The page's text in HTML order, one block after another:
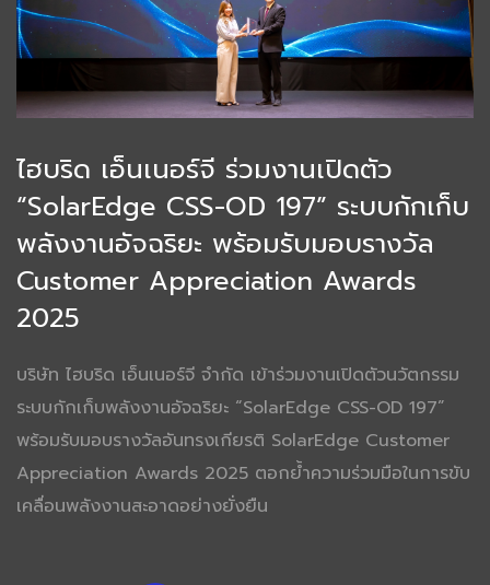
ไฮบริด เอ็นเนอร์จี ร่วมงานเปิดตัว
“SolarEdge CSS-OD 197” ระบบกักเก็บ
พลังงานอัจฉริยะ พร้อมรับมอบรางวัล
Customer Appreciation Awards
2025
บริษัท ไฮบริด เอ็นเนอร์จี จำกัด เข้าร่วมงานเปิดตัวนวัตกรรม
ระบบกักเก็บพลังงานอัจฉริยะ “SolarEdge CSS-OD 197”
พร้อมรับมอบรางวัลอันทรงเกียรติ SolarEdge Customer
Appreciation Awards 2025 ตอกย้ำความร่วมมือในการขับ
เคลื่อนพลังงานสะอาดอย่างยั่งยืน